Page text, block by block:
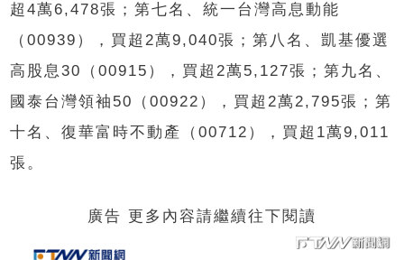
超4萬6,478張；第七名、統一台灣高息動能
（00939），買超2萬9,040張；第八名、凱基優選
高股息30（00915），買超2萬5,127張；第九名、
國泰台灣領袖50（00922），買超2萬2,795張；第
十名、復華富時不動產（00712），買超1萬9,011
張。
廣告 更多內容請繼續往下閱讀